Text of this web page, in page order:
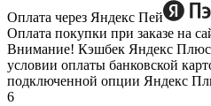
Оплата через Яндекс Пей
Оплата покупки при заказе на
Внимание! Кэшбек Яндекс Плюс
условии оплаты банковской
подключенной опции Яндекс
6